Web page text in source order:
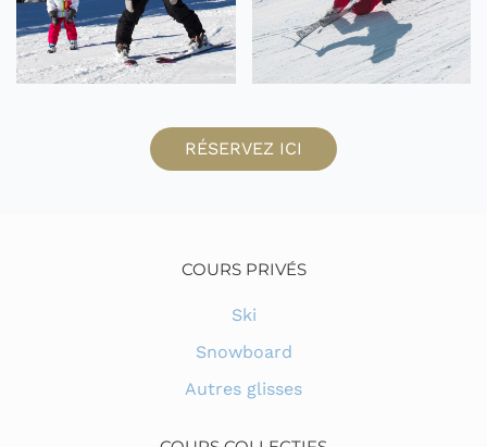
RÉSERVEZ ICI
COURS PRIVÉS
Ski
Snowboard
Autres glisses